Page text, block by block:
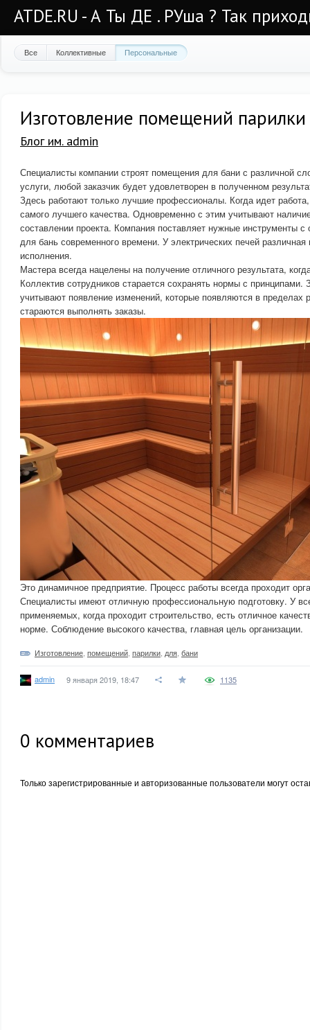
ATDE.RU - А Ты ДЕ . РУша ? Так
Все Коллективные Персональные
Изготовление помещений
Блог им. admin
Специалисты компании строят помещения для бани с различной
услуги, любой заказчик будет удовлетворен в полученном
Здесь работают только лучшие профессионалы. Когда идет
самого лучшего качества. Одновременно с этим учитывают
составлении проекта. Компания поставляет нужные инструменты
для бань современного времени. У электрических печей
исполнения.
Мастера всегда нацелены на получение отличного результата,
Коллектив сотрудников старается сохранять нормы с принципами.
учитывают появление изменений, которые появляются в пределах
стараются выполнять заказы.
Это динамичное предприятие. Процесс работы всегда проходит
Специалисты имеют отличную профессиональную подготовку. У
применяемых, когда проходит строительство, есть отличное
норме. Соблюдение высокого качества, главная цель организации.
Изготовление помещений парилки для бани
admin 9 января 2019, 18:47 1135
0 комментариев
Только зарегистрированные и авторизованные пользователи могут